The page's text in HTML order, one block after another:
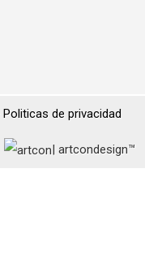
Politicas de privacidad
| artcondesign™